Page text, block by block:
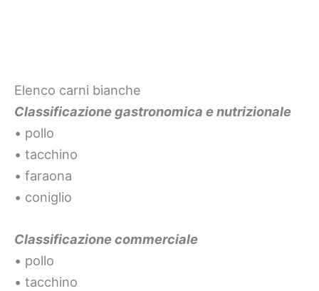
Elenco carni bianche
Classificazione gastronomica e nutrizionale
• pollo
• tacchino
• faraona
• coniglio
Classificazione commerciale
• pollo
• tacchino